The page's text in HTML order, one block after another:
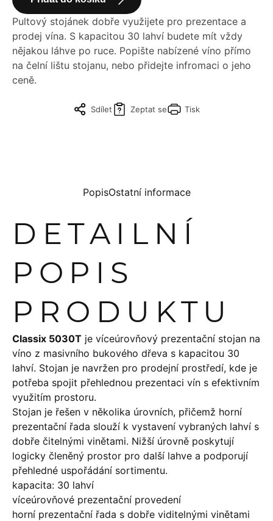
Pultový stojánek dobře využijete pro prezentace a
prodej vína. S kapacitou 30 lahví budete mít vždy
nějakou láhve po ruce. Popište nabízené víno přímo
na čelní lištu stojanu, nebo přidejte infromaci o jeho
ceně.
Tisk
Zeptat se
Sdílet
PopisOstatní informace
DETAILNÍ
POPIS
PRODUKTU
Classix 5030T je víceúrovňový prezentační stojan na
víno z masivního bukového dřeva s kapacitou 30
lahví. Stojan je navržen pro prodejní prostředí, kde je
potřeba spojit přehlednou prezentaci vín s efektivním
využitím prostoru.
Stojan je řešen v několika úrovních, přičemž horní
prezentační řada slouží k vystavení vybraných lahví s
dobře čitelnými vinětami. Nižší úrovně poskytují
logicky členěný prostor pro další lahve a podporují
přehledné uspořádání sortimentu.
kapacita: 30 lahví
víceúrovňové prezentační provedení
horní prezentační řada s dobře viditelnými vinětami